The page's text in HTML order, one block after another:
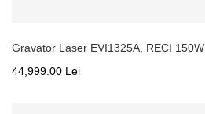
Gravator Laser EVI1325A, RECI 150W
44,999.00 Lei